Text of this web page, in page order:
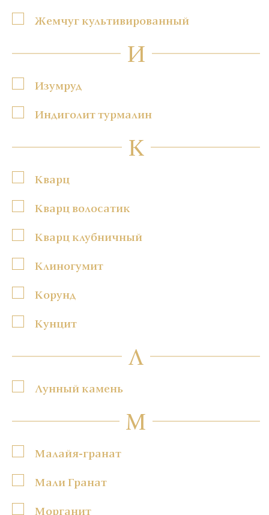
Жемчуг культивированный
И
Изумруд
Индиголит турмалин
К
Кварц
Кварц волосатик
Кварц клубничный
Клиногумит
Корунд
Кунцит
Л
Лунный камень
М
Малайя-гранат
Мали Гранат
Морганит